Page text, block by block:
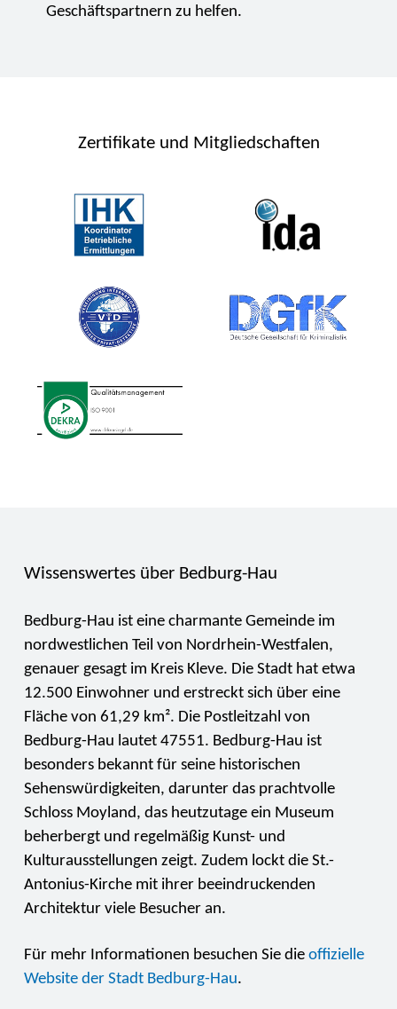
Geschäftspartnern zu helfen.
Zertifikate und Mitgliedschaften
Wissenswertes über Bedburg-Hau
Bedburg-Hau ist eine charmante Gemeinde im
nordwestlichen Teil von Nordrhein-Westfalen,
genauer gesagt im Kreis Kleve. Die Stadt hat etwa
12.500 Einwohner und erstreckt sich über eine
Fläche von 61,29 km². Die Postleitzahl von
Bedburg-Hau lautet 47551. Bedburg-Hau ist
besonders bekannt für seine historischen
Sehenswürdigkeiten, darunter das prachtvolle
Schloss Moyland, das heutzutage ein Museum
beherbergt und regelmäßig Kunst- und
Kulturausstellungen zeigt. Zudem lockt die St.-
Antonius-Kirche mit ihrer beeindruckenden
Architektur viele Besucher an.
Für mehr Informationen besuchen Sie die offizielle
Website der Stadt Bedburg-Hau.